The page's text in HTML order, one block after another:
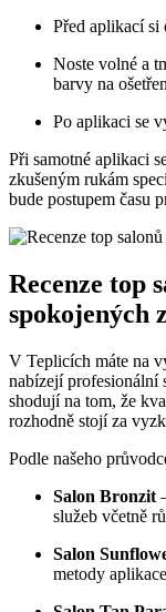
Před aplikací si
Noste volné a
barvy na
Po aplikaci se
Při samotné aplikaci
zkušeným rukám
bude postupem času
Recenze top
spokojených
V Teplicích máte na
nabízejí profesionální
shodují na tom, že
rozhodně stojí za
Podle našeho
Salon Bronzit
služeb včetně
Salon
metody